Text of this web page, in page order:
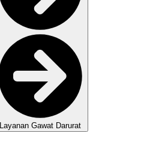
Layanan Gawat Darurat